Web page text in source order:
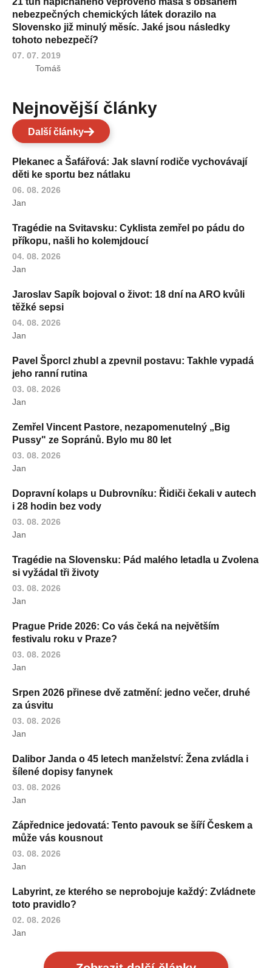
nebezpečných chemických látek dorazilo na
Slovensko již minulý měsíc. Jaké jsou následky
tohoto nebezpečí?
07. 07. 2019
Tomáš
Nejnovější články
Další články
Plekanec a Šafářová: Jak slavní rodiče vychovávají
děti ke sportu bez nátlaku
06. 08. 2026
Jan
Tragédie na Svitavsku: Cyklista zemřel po pádu do
příkopu, našli ho kolemjdoucí
04. 08. 2026
Jan
Jaroslav Sapík bojoval o život: 18 dní na ARO kvůli
těžké sepsi
04. 08. 2026
Jan
Pavel Šporcl zhubl a zpevnil postavu: Takhle vypadá
jeho ranní rutina
03. 08. 2026
Jan
Zemřel Vincent Pastore, nezapomenutelný „Big
Pussy" ze Sopránů. Bylo mu 80 let
03. 08. 2026
Jan
Dopravní kolaps u Dubrovníku: Řidiči čekali v autech
i 28 hodin bez vody
03. 08. 2026
Jan
Tragédie na Slovensku: Pád malého letadla u Zvolena
si vyžádal tři životy
03. 08. 2026
Jan
Prague Pride 2026: Co vás čeká na největším
festivalu roku v Praze?
03. 08. 2026
Jan
Srpen 2026 přinese dvě zatmění: jedno večer, druhé
za úsvitu
03. 08. 2026
Jan
Dalibor Janda o 45 letech manželství: Žena zvládla i
šílené dopisy fanynek
03. 08. 2026
Jan
Zápřednice jedovatá: Tento pavouk se šíří Českem a
může vás kousnout
03. 08. 2026
Jan
Labyrint, ze kterého se neprobojuje každý: Zvládnete
toto pravidlo?
02. 08. 2026
Jan